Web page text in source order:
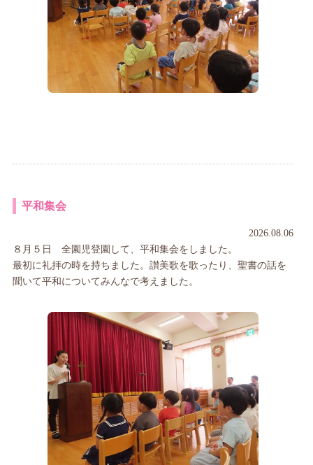
平和集会
2026.08.06
８月５日 全園児登園して、平和集会をしました。
最初に礼拝の時を持ちました。讃美歌を歌ったり、聖書の話を
聞いて平和についてみんなで考えました。